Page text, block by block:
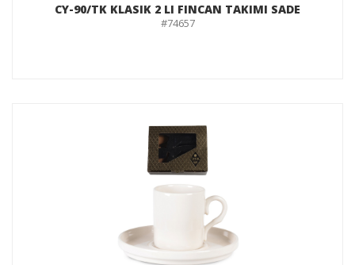
CY-90/TK KLASIK 2 LI FINCAN TAKIMI SADE
#74657